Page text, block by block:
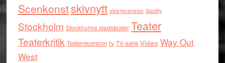
Scenkonstskivnytt skivrecension Spotify
Stockholm Stockholms stadsteater Teater
Teaterkritik Teaterrecension tv TV-serie Video Way Out
West